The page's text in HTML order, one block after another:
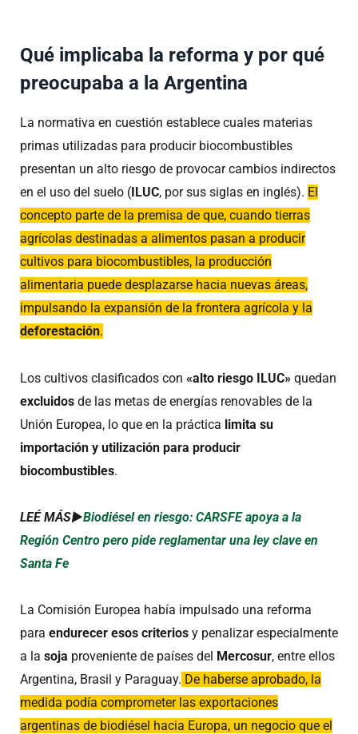
Qué implicaba la reforma y por qué
preocupaba a la Argentina
La normativa en cuestión establece cuales materias
primas utilizadas para producir biocombustibles
presentan un alto riesgo de provocar cambios indirectos
en el uso del suelo ( ILUC, por sus siglas en inglés). El
concepto parte de la premisa de que, cuando tierras
agrícolas destinadas a alimentos pasan a producir
cultivos para biocombustibles, la producción
alimentaria puede desplazarse hacia nuevas áreas,
impulsando la expansión de la frontera agrícola y la
deforestación.
Los cultivos clasificados con «alto riesgo ILUC» quedan
excluidos de las metas de energías renovables de la
Unión Europea, lo que en la práctica limita su
importación y utilización para producir
biocombustibles.
LEÉ MÁS►Biodiésel en riesgo: CARSFE apoya a la
Región Centro pero pide reglamentar una ley clave en
Santa Fe
La Comisión Europea había impulsado una reforma
para endurecer esos criterios y penalizar especialmente
a la soja proveniente de países del Mercosur, entre ellos
Argentina, Brasil y Paraguay. De haberse aprobado, la
medida podía comprometer las exportaciones
argentinas de biodiésel hacia Europa, un negocio que el